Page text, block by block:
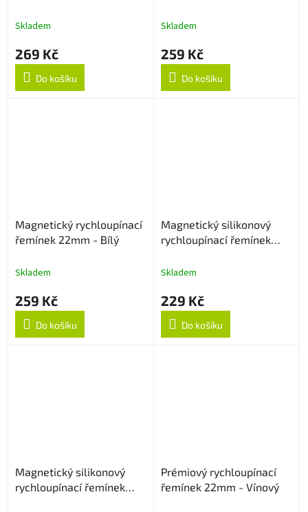
Skladem
269 Kč
Do košíku
Skladem
259 Kč
Do košíku
Magnetický rychloupínací
řemínek 22mm - Bílý
Skladem
259 Kč
Do košíku
Magnetický silikonový
rychloupínací řemínek
Skladem
229 Kč
Do košíku
Magnetický silikonový
rychloupínací řemínek
Prémiový rychloupínací
řemínek 22mm - Vínový